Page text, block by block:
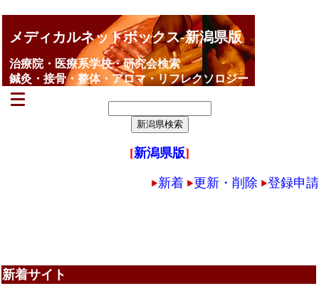
メディカルネットボックス-新潟県版
治療院・医療系学校・研究会検索
鍼灸・接骨・整体・アロマ・リフレクソロジー
[新潟県版]
新着 更新・削除 登録申請
新着サイト